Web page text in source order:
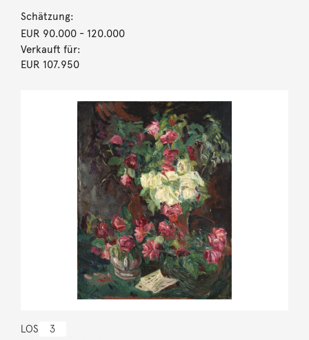
Schätzung:
EUR 90.000- 120.000
Verkauft für:
EUR 107.950
LOS 3